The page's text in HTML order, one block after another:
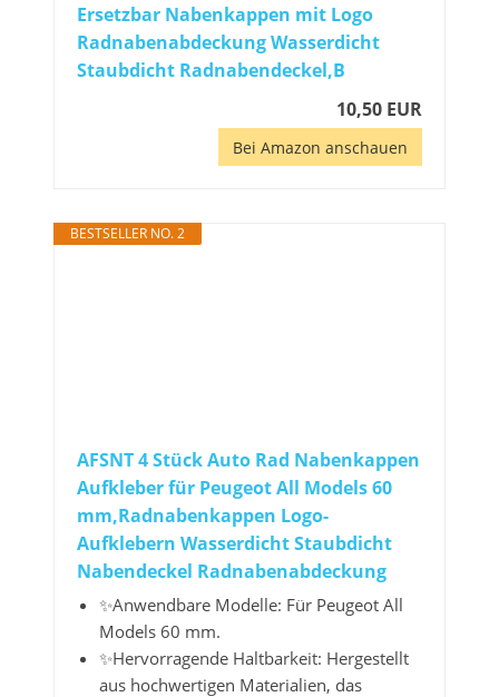
Ersetzbar Nabenkappen mit Logo
Radnabenabdeckung Wasserdicht
Staubdicht Radnabendeckel,B
10,50 EUR
Bei Amazon anschauen
BESTSELLER NO. 2
AFSNT 4 Stück Auto Rad Nabenkappen
Aufkleber für Peugeot All Models 60
mm,Radnabenkappen Logo-
Aufklebern Wasserdicht Staubdicht
Nabendeckel Radnabenabdeckung
✨Anwendbare Modelle: Für Peugeot All
Models 60 mm.
✨Hervorragende Haltbarkeit: Hergestellt
aus hochwertigen Materialien, das